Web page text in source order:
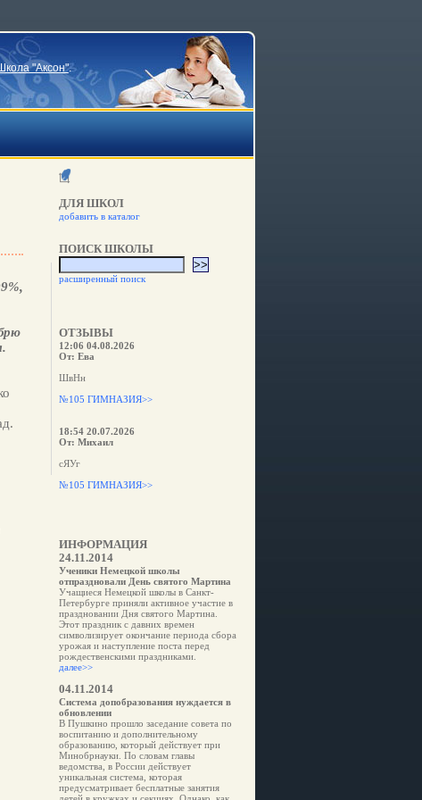
"Аксон".
ДЛЯ ШКОЛ
добавить в каталог
ПОИСК ШКОЛЫ
расширенный поиск
ОТЗЫВЫ
12:06 04.08.2026
От: Ева
ШвНн
№105 ГИМНАЗИЯ>>
18:54 20.07.2026
От: Михаил
сЯУг
№105 ГИМНАЗИЯ>>
ИНФОРМАЦИЯ
24.11.2014
Ученики Немецкой школы
отпраздновали День святого Мартина
Учащиеся Немецкой школы в Санкт-
Петербурге приняли активное участие в
праздновании Дня святого Мартина.
Этот праздник с давних времен
символизирует окончание периода сбора
урожая и наступление поста перед
рождественскими праздниками.
далее>>
04.11.2014
Система допобразования нуждается в
обновлении
В Пушкино прошло заседание совета по
воспитанию и дополнительному
образованию, который действует при
Минобрнауки. По словам главы
ведомства, в России действует
уникальная система, которая
предусматривает бесплатные занятия